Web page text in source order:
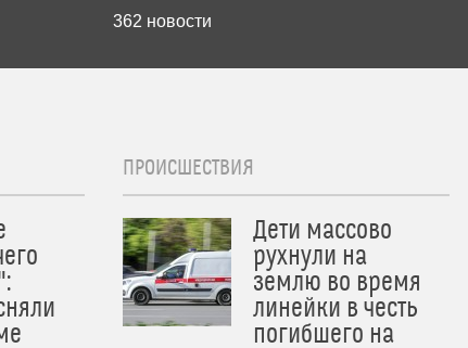
362 новости
ПРОИСШЕСТВИЯ
Дети массово
рухнули на
землю во время
линейки в честь
погибшего на